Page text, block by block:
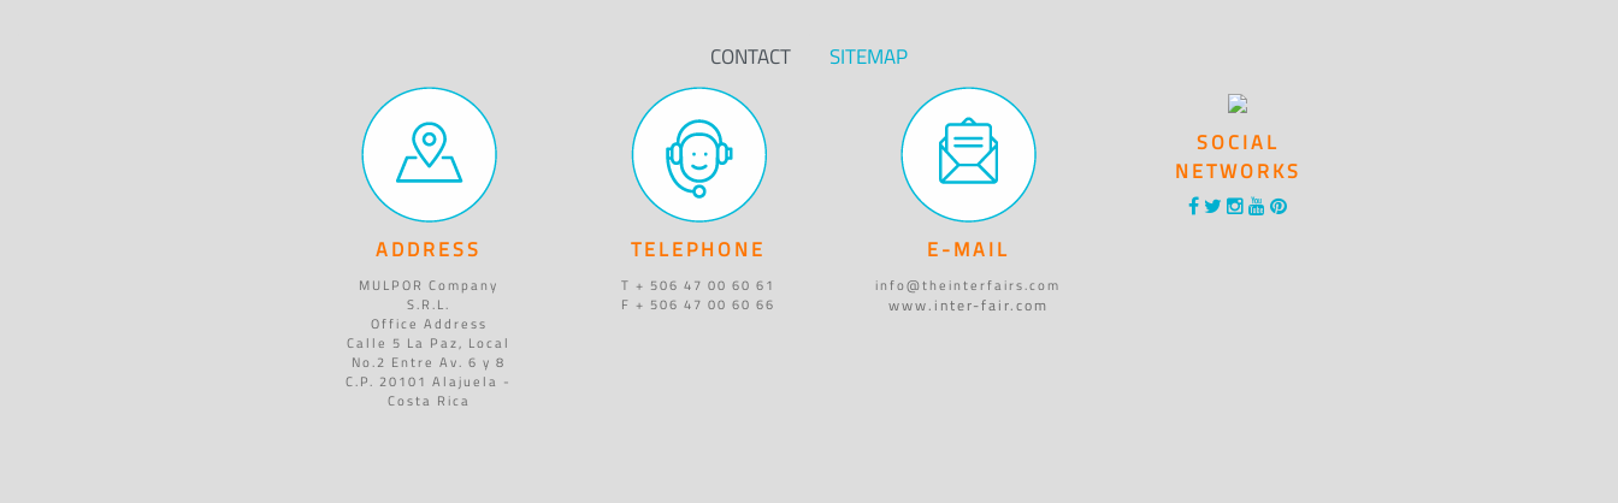
CONTACT SITEMAP
ADDRESS
MULPOR Company
S.R.L.
Office Address
Calle 5 La Paz, Local
No.2 Entre Av. 6 y 8
C.P. 20101 Alajuela -
Costa Rica
TELEPHONE
T + 506 47 00 60 61
F + 506 47 00 60 66
E-MAIL
info@theinterfairs.com
www.inter-fair.com
SOCIAL
NETWORKS